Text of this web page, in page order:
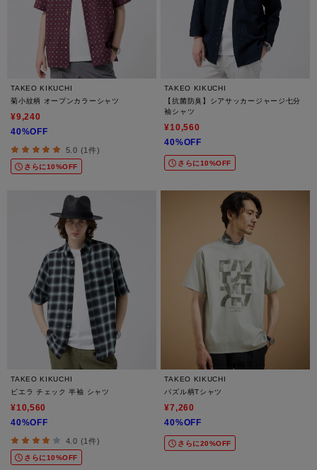
TAKEO KIKUCHI
菊小紋柄 オープンカラーシャツ
¥9,240
40%OFF
5.0 (1件)
さらに10%OFF
TAKEO KIKUCHI
【抗菌防臭】シアサッカージャージ七分
袖シャツ
¥10,560
40%OFF
さらに10%OFF
TAKEO KIKUCHI
ビエラ チェック 半袖 シャツ
¥10,560
40%OFF
4.0 (1件)
さらに10%OFF
TAKEO KIKUCHI
パズル柄Tシャツ
¥7,260
40%OFF
さらに20%OFF